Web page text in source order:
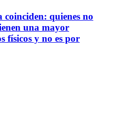
coinciden: quienes no
una mayor
físicos y no es por